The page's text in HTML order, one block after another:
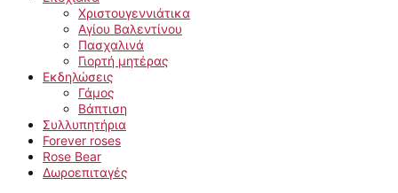
Χριστουγεννιάτικα
Αγίου Βαλεντίνου
Πασχαλινά
Γιορτή μητέρας
Εκδηλώσεις
Γάμος
Βάπτιση
Συλλυπητήρια
Forever roses
Rose Bear
Δωροεπιταγές